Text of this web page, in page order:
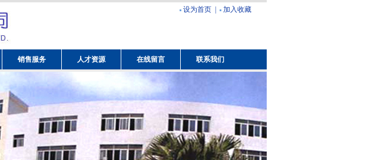
设为首页| 加入收藏
销售服务 人才资源 在线留言 联系我们